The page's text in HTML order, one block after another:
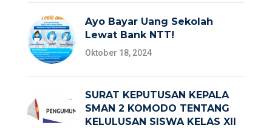
Ayo Bayar Uang Sekolah
Lewat Bank NTT!
Oktober 18, 2024
SURAT KEPUTUSAN KEPALA
SMAN 2 KOMODO TENTANG
KELULUSAN SISWA KELAS XII